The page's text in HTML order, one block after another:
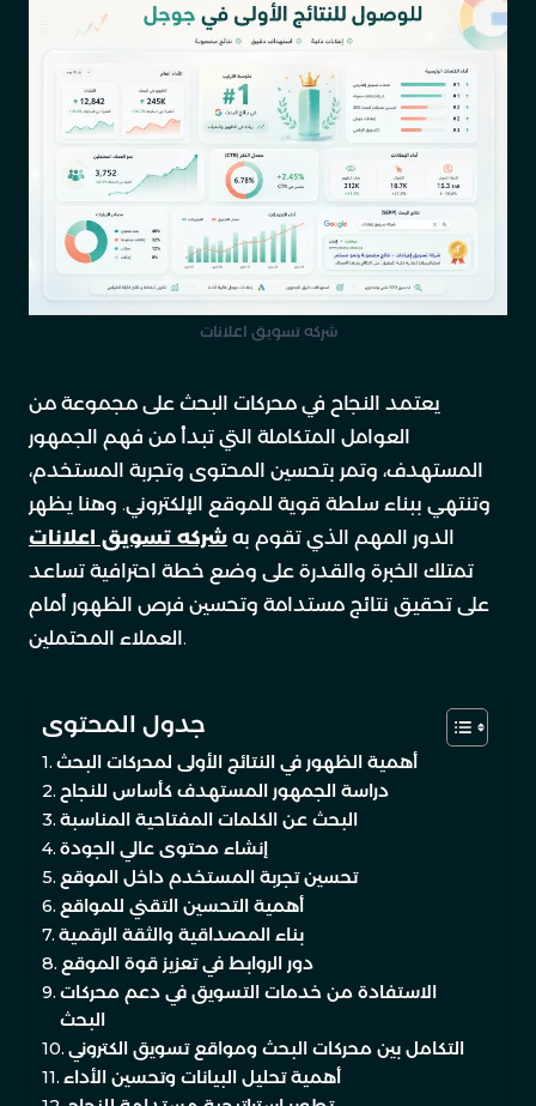
شركه تسويق اعلانات
يعتمد النجاح في محركات البحث على مجموعة من
العوامل المتكاملة التي تبدأ من فهم الجمهور
المستهدف، وتمر بتحسين المحتوى وتجربة المستخدم،
وتنتهي ببناء سلطة قوية للموقع الإلكتروني. وهنا يظهر
الدور المهم الذي تقوم به شركه تسويق اعلانات
تمتلك الخبرة والقدرة على وضع خطة احترافية تساعد
على تحقيق نتائج مستدامة وتحسين فرص الظهور أمام
العملاء المحتملين.
جدول المحتوى
أهمية الظهور في النتائج الأولى لمحركات البحث
دراسة الجمهور المستهدف كأساس للنجاح
البحث عن الكلمات المفتاحية المناسبة
إنشاء محتوى عالي الجودة
تحسين تجربة المستخدم داخل الموقع
أهمية التحسين التقني للمواقع
بناء المصداقية والثقة الرقمية
دور الروابط في تعزيز قوة الموقع
الاستفادة من خدمات التسويق في دعم محركات
البحث
التكامل بين محركات البحث ومواقع تسويق الكتروني
أهمية تحليل البيانات وتحسين الأداء